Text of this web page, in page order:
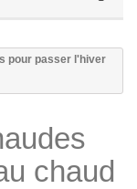
pour passer l'hiver
chaud